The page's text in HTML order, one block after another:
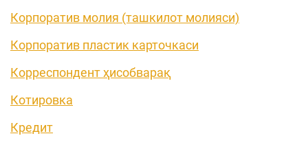
Корпоратив молия (ташкилот молияси)
Корпоратив пластик карточкаси
Корреспондент ҳисобварақ
Котировка
Кредит